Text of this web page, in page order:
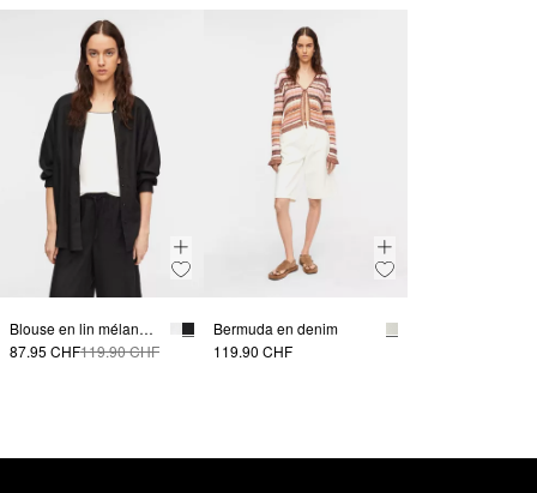
Blouse en lin mélangé avec manches chauve-souris
87.95 CHF119.90 CHF
Bermuda en denim
119.90 CHF